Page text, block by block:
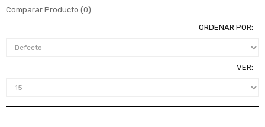
Comparar Producto (0)
ORDENAR POR:
VER: